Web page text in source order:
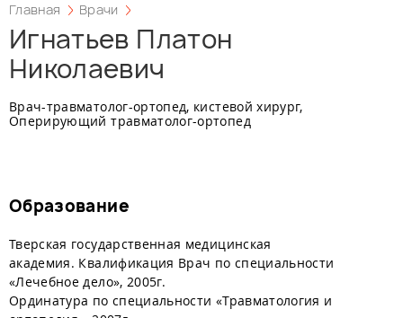
Главная Врачи
Игнатьев Платон
Николаевич
Врач-травматолог-ортопед, кистевой хирург,
Оперирующий травматолог-ортопед
Образование
Тверская государственная медицинская
академия. Квалификация Врач по специальности
«Лечебное дело», 2005г.
Ординатура по специальности «Травматология и